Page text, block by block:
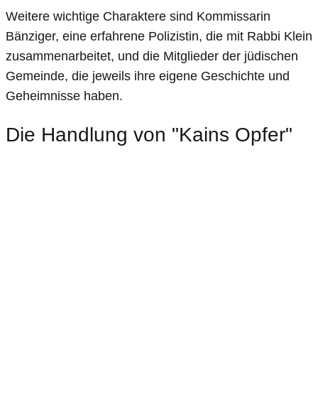
Weitere wichtige Charaktere sind Kommissarin
Bänziger, eine erfahrene Polizistin, die mit Rabbi Klein
zusammenarbeitet, und die Mitglieder der jüdischen
Gemeinde, die jeweils ihre eigene Geschichte und
Geheimnisse haben.
Die Handlung von "Kains Opfer"